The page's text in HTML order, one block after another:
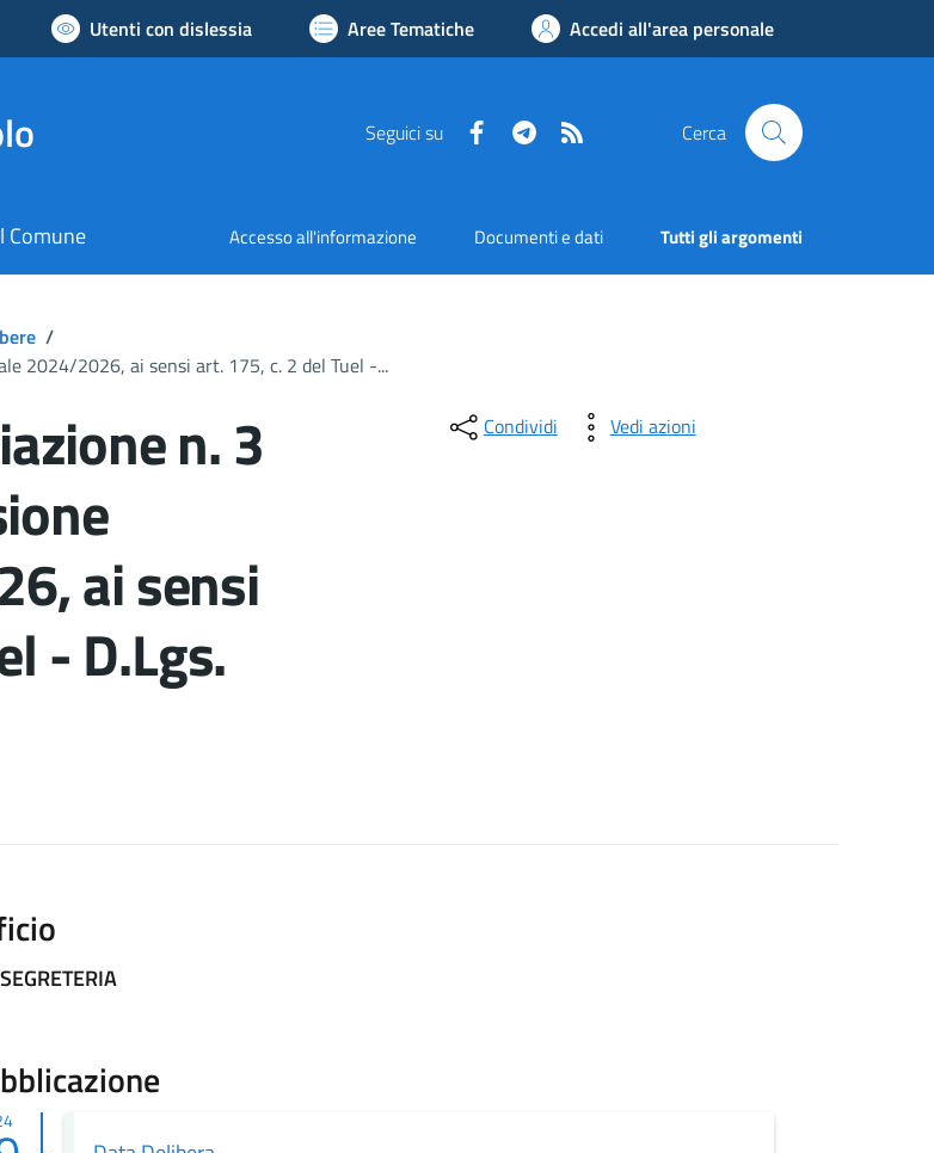
Utenti con dislessia Aree Tematiche Accedi all'area personale
Seguici su FacebookTelegram Cerca
Comune Accesso all'informazione Documenti e dati Tutti gli argomenti
/
2024/2026, ai sensi art. 175, c. 2 del Tuel -...
n. 3
ai sensi
- D.Lgs.
Condividi Vedi azioni
SEGRETERIA